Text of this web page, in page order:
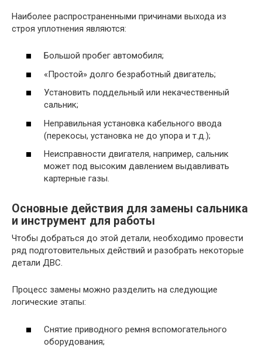
Наиболее распространенными причинами выхода из
строя уплотнения являются:
Большой пробег автомобиля;
«Простой» долго безработный двигатель;
Установить поддельный или некачественный
сальник;
Неправильная установка кабельного ввода
(перекосы, установка не до упора и т.д.);
Неисправности двигателя, например, сальник
может под высоким давлением выдавливать
картерные газы.
Основные действия для замены сальника
и инструмент для работы
Чтобы добраться до этой детали, необходимо провести
ряд подготовительных действий и разобрать некоторые
детали ДВС.
Процесс замены можно разделить на следующие
логические этапы:
Снятие приводного ремня вспомогательного
оборудования;